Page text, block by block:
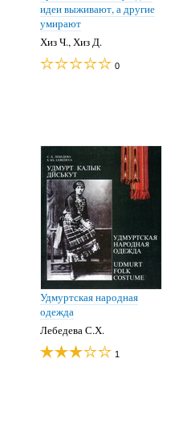
идеи выживают, а другие
умирают
Хиз Ч., Хиз Д.
0
Удмуртская народная
одежда
Лебедева С.Х.
1